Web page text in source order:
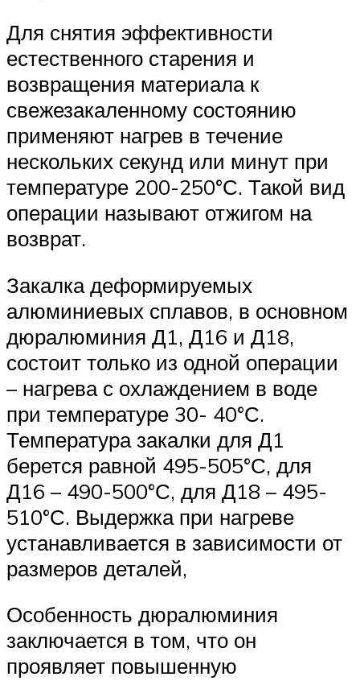
Для снятия эффективности
естественного старения и
возвращения материала к
свежезакаленному состоянию
применяют нагрев в течение
нескольких секунд или минут при
температуре 200-250°С. Такой вид
операции называют отжигом на
возврат.
Закалка деформируемых
алюминиевых сплавов, в основном
дюралюминия Д1, Д16 и Д18,
состоит только из одной операции
– нагрева с охлаждением в воде
при температуре 30- 40°С.
Температура закалки для Д1
берется равной 495-505°С, для
Д16 – 490-500°С, для Д18 – 495-
510°С. Выдержка при нагреве
устанавливается в зависимости от
размеров деталей,
Особенность дюралюминия
заключается в том, что он
проявляет повышенную